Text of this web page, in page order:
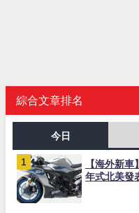
綜合文章排名
今日
【海外新
年式北美發